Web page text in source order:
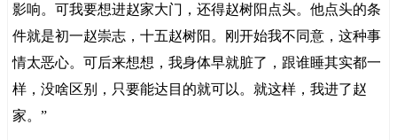
影响。可我要想进赵家大门，还得赵树阳点头。他点头的条
件就是初一赵崇志，十五赵树阳。刚开始我不同意，这种事
情太恶心。可后来想想，我身体早就脏了，跟谁睡其实都一
样，没啥区别，只要能达目的就可以。就这样，我进了赵
家。”